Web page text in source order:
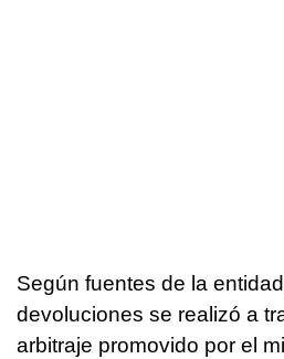
Según fuentes de la
devoluciones se realizó a
arbitraje promovido por el